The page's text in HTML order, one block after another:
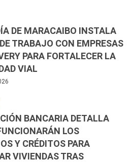
DE MARACAIBO INSTALA
TRABAJO CON EMPRESAS
PARA FORTALECER LA
VIAL
BANCARIA DETALLA
LOS
Y CRÉDITOS PARA
VIVIENDAS TRAS